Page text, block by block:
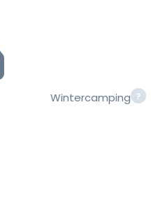
Wintercamping